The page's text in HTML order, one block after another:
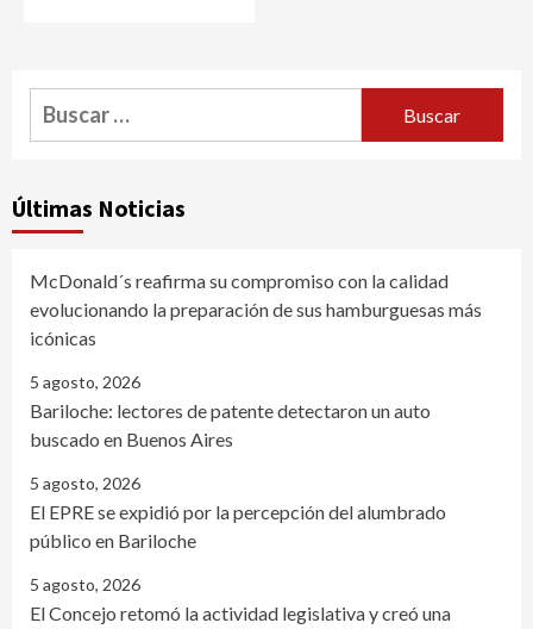
Buscar:
Últimas Noticias
McDonald´s reafirma su compromiso con la calidad
evolucionando la preparación de sus hamburguesas más
icónicas
5 agosto, 2026
Bariloche: lectores de patente detectaron un auto
buscado en Buenos Aires
5 agosto, 2026
El EPRE se expidió por la percepción del alumbrado
público en Bariloche
5 agosto, 2026
El Concejo retomó la actividad legislativa y creó una